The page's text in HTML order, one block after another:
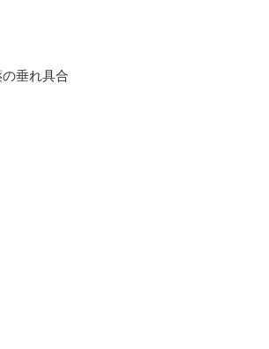
垂れ具合